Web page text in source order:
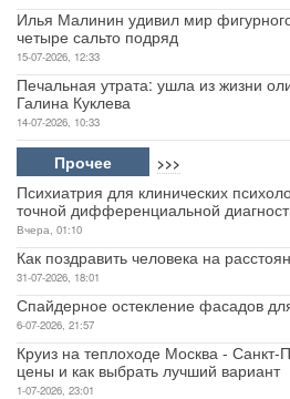
Илья Малинин удивил мир
четыре сальто подряд
15-07-2026, 12:33
Печальная утрата: ушла из жизни
Галина Куклева
14-07-2026, 10:33
Прочее >>>
Психиатрия для клинических
точной дифференциальной
Вчера, 01:10
Как поздравить человека на
31-07-2026, 18:01
Спайдерное остекление фасадов
6-07-2026, 21:57
Круиз на теплоходе Москва -
цены и как выбрать лучший вариант
1-07-2026, 23:01